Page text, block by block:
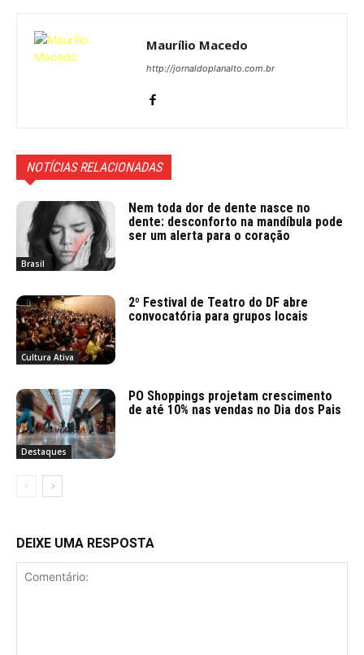
Maurílio Macedo
http://jornaldoplanalto.com.br
NOTÍCIAS RELACIONADAS
Brasil
Nem toda dor de dente nasce no
dente: desconforto na mandíbula pode
ser um alerta para o coração
Cultura Ativa
2º Festival de Teatro do DF abre
convocatória para grupos locais
Destaques
PO Shoppings projetam crescimento
de até 10% nas vendas no Dia dos Pais
DEIXE UMA RESPOSTA